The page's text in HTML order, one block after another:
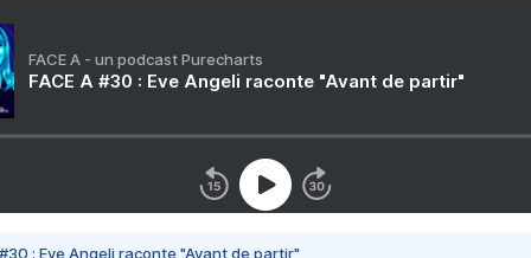
FACE A - un podcast Purecharts
FACE A #30 : Eve Angeli raconte "Avant de partir"
#30 : Eve Angeli raconte "Avant de partir"